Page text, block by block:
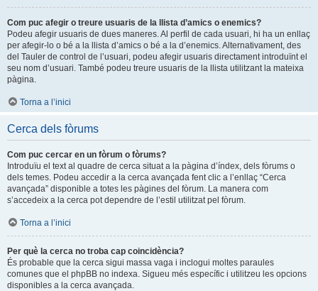
Com puc afegir o treure usuaris de la llista d’amics o enemics?
Podeu afegir usuaris de dues maneres. Al perfil de cada usuari, hi ha un enllaç
per afegir-lo o bé a la llista d’amics o bé a la d’enemics. Alternativament, des
del Tauler de control de l’usuari, podeu afegir usuaris directament introduïnt el
seu nom d’usuari. També podeu treure usuaris de la llista utilitzant la mateixa
pàgina.
Torna a l’inici
Cerca dels fòrums
Com puc cercar en un fòrum o fòrums?
Introduïu el text al quadre de cerca situat a la pàgina d’índex, dels fòrums o
dels temes. Podeu accedir a la cerca avançada fent clic a l’enllaç “Cerca
avançada” disponible a totes les pàgines del fòrum. La manera com
s’accedeix a la cerca pot dependre de l’estil utilitzat pel fòrum.
Torna a l’inici
Per què la cerca no troba cap coincidència?
És probable que la cerca sigui massa vaga i inclogui moltes paraules
comunes que el phpBB no indexa. Sigueu més específic i utilitzeu les opcions
disponibles a la cerca avançada.